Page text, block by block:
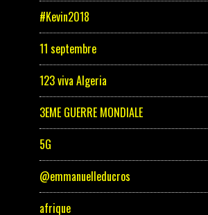
#Kevin2018
11 septembre
123 viva Algeria
3EME GUERRE MONDIALE
5G
@emmanuelleducros
afrique